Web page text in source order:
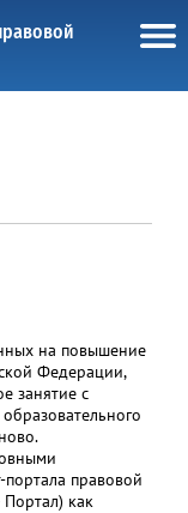
на повышение
Федерации,
занятие с
правовой
Портал) как